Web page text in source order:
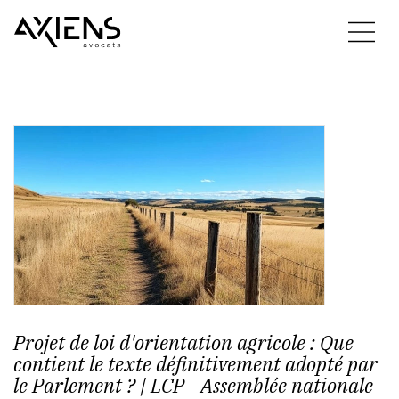
Projet de loi d'orientation agricole : Que
contient le texte définitivement adopté par
le Parlement ? | LCP - Assemblée nationale